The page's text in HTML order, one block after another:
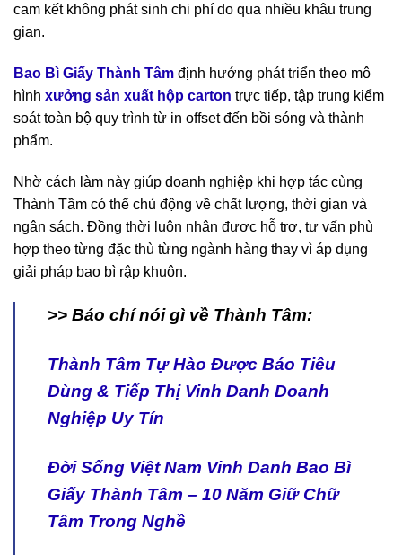
cam kết không phát sinh chi phí do qua nhiều khâu trung
gian.
Bao Bì Giấy Thành Tâm định hướng phát triển theo mô
hình xưởng sản xuất hộp carton trực tiếp, tập trung kiểm
soát toàn bộ quy trình từ in offset đến bồi sóng và thành
phẩm.
Nhờ cách làm này giúp doanh nghiệp khi hợp tác cùng
Thành Tầm có thể chủ động về chất lượng, thời gian và
ngân sách. Đồng thời luôn nhận được hỗ trợ, tư vấn phù
hợp theo từng đặc thù từng ngành hàng thay vì áp dụng
giải pháp bao bì rập khuôn.
>> Báo chí nói gì về Thành Tâm:
Thành Tâm Tự Hào Được Báo Tiêu
Dùng & Tiếp Thị Vinh Danh Doanh
Nghiệp Uy Tín
Đời Sống Việt Nam Vinh Danh Bao Bì
Giấy Thành Tâm – 10 Năm Giữ Chữ
Tâm Trong Nghề